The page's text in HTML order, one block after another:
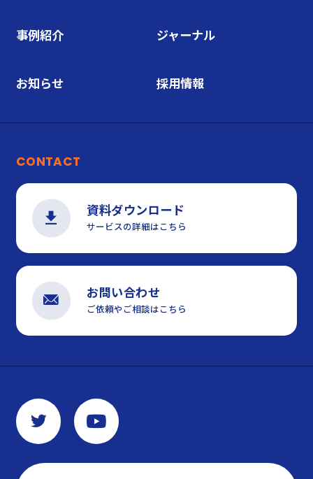
事例紹介 ジャーナル
お知らせ 採用情報
CONTACT
資料ダウンロード
サービスの詳細はこちら
お問い合わせ
ご依頼やご相談はこちら